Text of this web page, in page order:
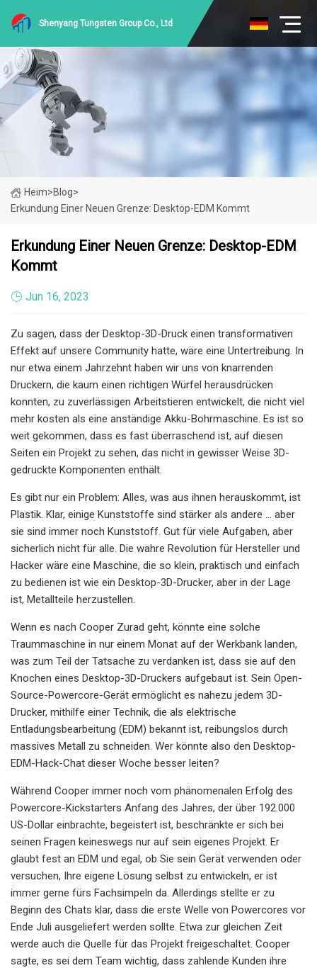
Shenyang Tungsten Group Co., Ltd
Heim>Blog>
Erkundung Einer Neuen Grenze: Desktop-EDM Kommt
Erkundung Einer Neuen Grenze: Desktop-EDM
Kommt
Jun 16, 2023
Zu sagen, dass der Desktop-3D-Druck einen transformativen
Effekt auf unsere Community hatte, wäre eine Untertreibung. In
nur etwa einem Jahrzehnt haben wir uns von knarrenden
Druckern, die kaum einen richtigen Würfel herausdrücken
konnten, zu zuverlässigen Arbeitstieren entwickelt, die nicht viel
mehr kosten als eine anständige Akku-Bohrmaschine. Es ist so
weit gekommen, dass es fast überraschend ist, auf diesen
Seiten ein Projekt zu sehen, das nicht in gewisser Weise 3D-
gedruckte Komponenten enthält.
Es gibt nur ein Problem: Alles, was aus ihnen herauskommt, ist
Plastik. Klar, einige Kunststoffe sind stärker als andere … aber
sie sind immer noch Kunststoff. Gut für viele Aufgaben, aber
sicherlich nicht für alle. Die wahre Revolution für Hersteller und
Hacker wäre eine Maschine, die so klein, praktisch und einfach
zu bedienen ist wie ein Desktop-3D-Drucker, aber in der Lage
ist, Metallteile herzustellen.
Wenn es nach Cooper Zurad geht, könnte eine solche
Traummaschine in nur einem Monat auf der Werkbank landen,
was zum Teil der Tatsache zu verdanken ist, dass sie auf den
Knochen eines Desktop-3D-Druckers aufgebaut ist. Sein Open-
Source-Powercore-Gerät ermöglicht es nahezu jedem 3D-
Drucker, mithilfe einer Technik, die als elektrische
Entladungsbearbeitung (EDM) bekannt ist, reibungslos durch
massives Metall zu schneiden. Wer könnte also den Desktop-
EDM-Hack-Chat dieser Woche besser leiten?
Während Cooper immer noch vom phänomenalen Erfolg des
Powercore-Kickstarters Anfang des Jahres, der über 192.000
US-Dollar einbrachte, begeistert ist, beschränkte er sich bei
seinen Fragen keineswegs nur auf sein eigenes Projekt. Er
glaubt fest an EDM und egal, ob Sie sein Gerät verwenden oder
versuchen, Ihre eigene Lösung selbst zu entwickeln, er ist
immer gerne fürs Fachsimpeln da. Allerdings stellte er zu
Beginn des Chats klar, dass die erste Welle von Powercores vor
Ende Juli ausgeliefert werden sollte. Etwa zur gleichen Zeit
werde auch die Quelle für das Projekt freigeschaltet. Cooper
sagte, es sei dem Team wichtig, dass zahlende Kunden ihre